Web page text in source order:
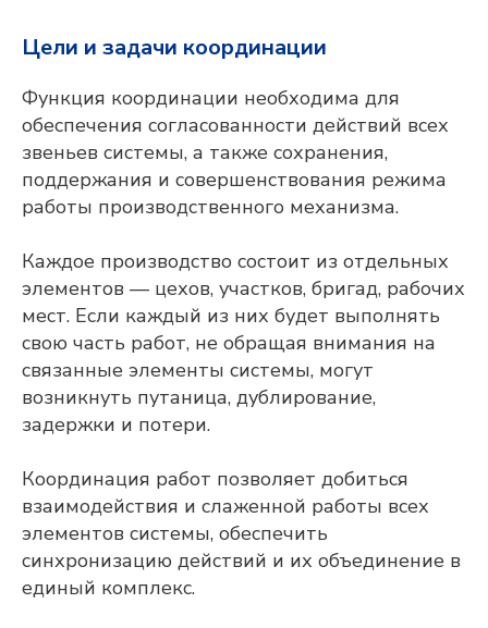
Цели и задачи координации
Функция координации необходима для
обеспечения согласованности действий всех
звеньев системы, а также сохранения,
поддержания и совершенствования режима
работы производственного механизма.
Каждое производство состоит из отдельных
элементов — цехов, участков, бригад, рабочих
мест. Если каждый из них будет выполнять
свою часть работ, не обращая внимания на
связанные элементы системы, могут
возникнуть путаница, дублирование,
задержки и потери.
Координация работ позволяет добиться
взаимодействия и слаженной работы всех
элементов системы, обеспечить
синхронизацию действий и их объединение в
единый комплекс.